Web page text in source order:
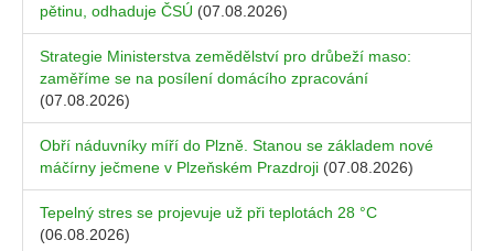
pětinu, odhaduje ČSÚ (07.08.2026)
Strategie Ministerstva zemědělství pro drůbeží maso:
zaměříme se na posílení domácího zpracování
(07.08.2026)
Obří náduvníky míří do Plzně. Stanou se základem nové
máčírny ječmene v Plzeňském Prazdroji (07.08.2026)
Tepelný stres se projevuje už při teplotách 28 °C
(06.08.2026)